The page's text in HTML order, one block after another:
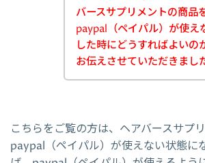
バースサプリメントの商品
paypal（ペイパル）が使え
した時にどうすればよいの
お伝えさせていただきまし
こちらをご覧の方は、ヘアバースサプ
paypal（ペイパル）が使えない状態に